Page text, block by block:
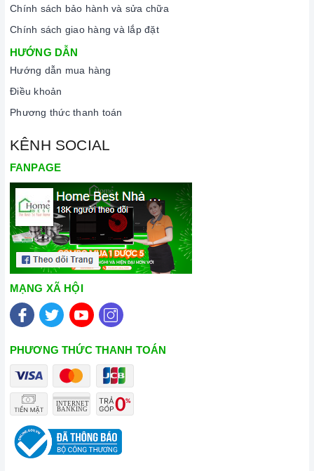
Chính sách bảo hành và sửa chữa
Chính sách giao hàng và lắp đặt
HƯỚNG DẪN
Hướng dẫn mua hàng
Điều khoản
Phương thức thanh toán
KÊNH SOCIAL
FANPAGE
MẠNG XÃ HỘI
PHƯƠNG THỨC THANH TOÁN